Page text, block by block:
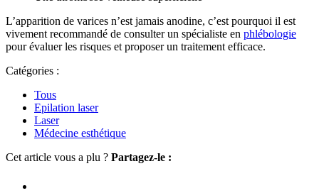
L’apparition de varices n’est jamais anodine, c’est pourquoi il est
vivement recommandé de consulter un spécialiste en phlébologie
pour évaluer les risques et proposer un traitement efficace.
Catégories :
Tous
Epilation laser
Laser
Médecine esthétique
Cet article vous a plu ? Partagez-le :